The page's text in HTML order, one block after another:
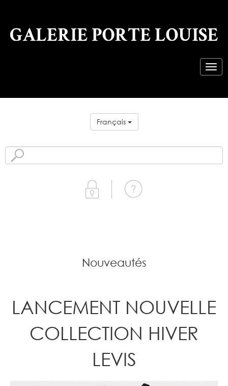
Français
Nouveautés
LANCEMENT NOUVELLE
COLLECTION HIVER
LEVIS